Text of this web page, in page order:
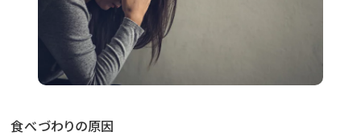
食べづわりの原因